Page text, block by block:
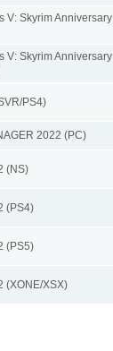
V: Skyrim Anniversary
V: Skyrim Anniversary
PS4)
2022 (PC)
(NS)
(PS4)
(PS5)
(XONE/XSX)